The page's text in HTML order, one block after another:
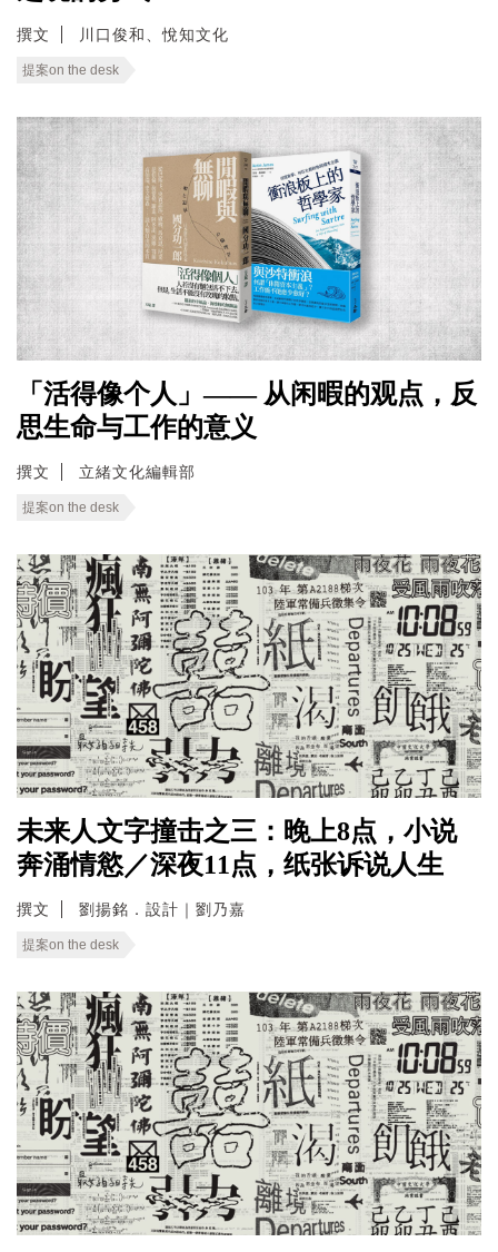
撰文 川口俊和、悅知文化
提案on the desk
「活得像个人」—— 从闲暇的观点，反
思生命与工作的意义
撰文 立緒文化編輯部
提案on the desk
未来人文字撞击之三：晚上8点，小说
奔涌情慾／深夜11点，纸张诉说人生
撰文 劉揚銘．設計｜劉乃嘉
提案on the desk